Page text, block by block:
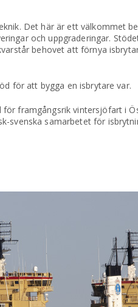
Det här är ett välkommet
och uppgraderingar.
behovet att förnya
för att bygga en isbrytare var.
framgångsrik vintersjöfart i
svenska samarbetet för